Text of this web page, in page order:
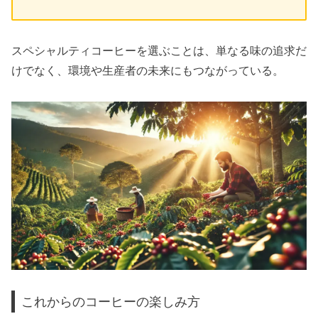
スペシャルティコーヒーを選ぶことは、単なる味の追求だ
けでなく、環境や生産者の未来にもつながっている。
これからのコーヒーの楽しみ方